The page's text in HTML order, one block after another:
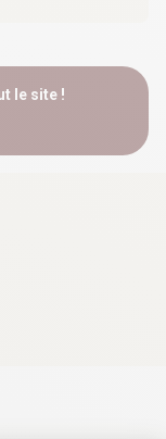
le site !